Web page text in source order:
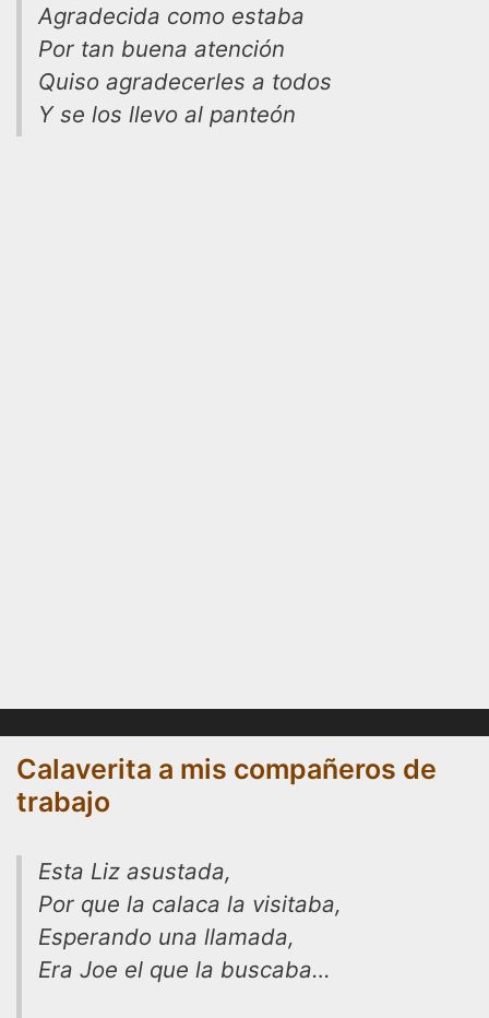
Agradecida como estaba
Por tan buena atención
Quiso agradecerles a todos
Y se los llevo al panteón
Calaverita a mis compañeros de
trabajo
Esta Liz asustada,
Por que la calaca la visitaba,
Esperando una llamada,
Era Joe el que la buscaba…